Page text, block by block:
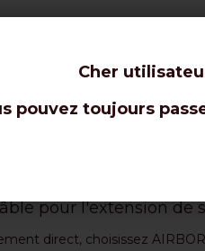
CE CABLE :
mm le plus flexible,
atténuations pour un
de vélocité dans la
avec une
pour l'extension de
direct, choisissez
Cher
pouvez toujours